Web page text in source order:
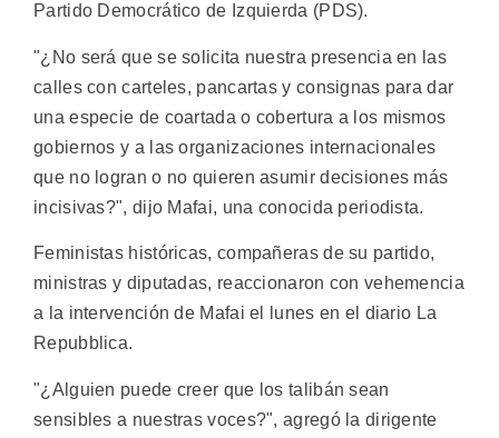
Partido Democrático de Izquierda (PDS).
"¿No será que se solicita nuestra presencia en las
calles con carteles, pancartas y consignas para dar
una especie de coartada o cobertura a los mismos
gobiernos y a las organizaciones internacionales
que no logran o no quieren asumir decisiones más
incisivas?", dijo Mafai, una conocida periodista.
Feministas históricas, compañeras de su partido,
ministras y diputadas, reaccionaron con vehemencia
a la intervención de Mafai el lunes en el diario La
Repubblica.
"¿Alguien puede creer que los talibán sean
sensibles a nuestras voces?", agregó la dirigente